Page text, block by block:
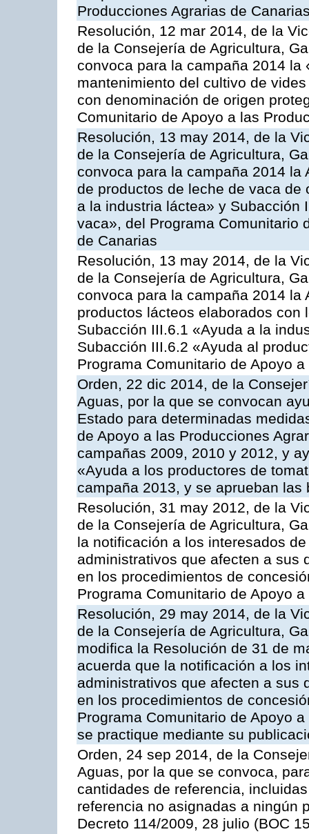
Producciones Agrarias de
Resolución, 12 mar 2014, de la
de la Consejería de Agricultura,
convoca para la campaña 2014 la
mantenimiento del cultivo de
con denominación de origen
Comunitario de Apoyo a las
Resolución, 13 may 2014, de la
de la Consejería de Agricultura,
convoca para la campaña 2014
de productos de leche de vaca
a la industria láctea» y Subacción
vaca», del Programa Comunitario
de Canarias
Resolución, 13 may 2014, de la
de la Consejería de Agricultura,
convoca para la campaña 2014
productos lácteos elaborados
Subacción III.6.1 «Ayuda a la
Subacción III.6.2 «Ayuda al
Programa Comunitario de Apoyo
Orden, 22 dic 2014, de la
Aguas, por la que se convocan
Estado para determinadas
de Apoyo a las Producciones
campañas 2009, 2010 y 2012, y
«Ayuda a los productores de
campaña 2013, y se aprueban
Resolución, 31 may 2012, de la
de la Consejería de Agricultura,
la notificación a los interesados
administrativos que afecten a sus
en los procedimientos de
Programa Comunitario de Apoyo
Resolución, 29 may 2014, de la
de la Consejería de Agricultura,
modifica la Resolución de 31 de
acuerda que la notificación a los
administrativos que afecten a sus
en los procedimientos de
Programa Comunitario de Apoyo
se practique mediante su
Orden, 24 sep 2014, de la
Aguas, por la que se convoca,
cantidades de referencia,
referencia no asignadas a ningún
Decreto 114/2009, 28 julio (BOC